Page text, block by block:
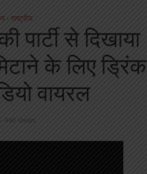
• राष्ट्रीय
से दिखाया
के लिए ड्रिंक
वायरल
440 Views